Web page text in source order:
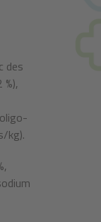
des
kg).